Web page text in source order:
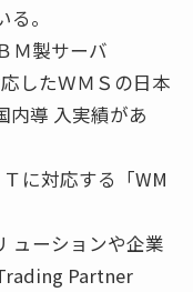
。
Ｍ製サーバ
したＷＭＳの日本
内導 入実績があ
に対応する「WM
ューションや企業
Partner